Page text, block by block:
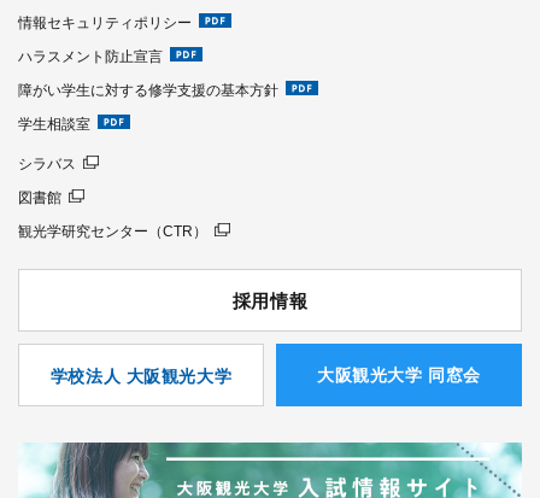
情報セキュリティポリシー
ハラスメント防止宣言
障がい学生に対する修学支援の基本方針
学生相談室
シラバス
図書館
観光学研究センター（CTR）
採用情報
学校法人 大阪観光大学 ⼤阪観光⼤学 同窓会